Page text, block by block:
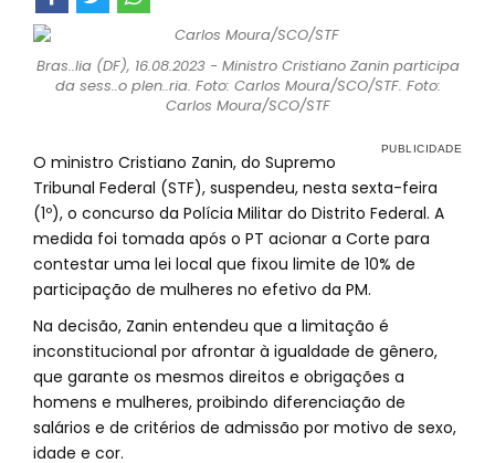
Bras..lia (DF), 16.08.2023 - Ministro Cristiano Zanin participa
da sess..o plen..ria. Foto: Carlos Moura/SCO/STF. Foto:
Carlos Moura/SCO/STF
O ministro Cristiano Zanin, do Supremo
Tribunal Federal (STF), suspendeu, nesta sexta-feira
(1º), o concurso da Polícia Militar do Distrito Federal. A
medida foi tomada após o PT acionar a Corte para
contestar uma lei local que fixou limite de 10% de
participação de mulheres no efetivo da PM.
Na decisão, Zanin entendeu que a limitação é
inconstitucional por afrontar à igualdade de gênero,
que garante os mesmos direitos e obrigações a
homens e mulheres, proibindo diferenciação de
salários e de critérios de admissão por motivo de sexo,
idade e cor.